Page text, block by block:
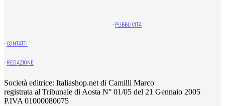
- PUBBLICITÀ
- CONTATTI
- REDAZIONE
Società editrice: Italiashop.net di Camilli Marco
registrata al Tribunale di Aosta N° 01/05 del 21 Gennaio 2005
P.IVA 01000080075